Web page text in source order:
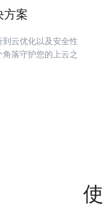
方案
云优化以及安全性
落守护您的上云之